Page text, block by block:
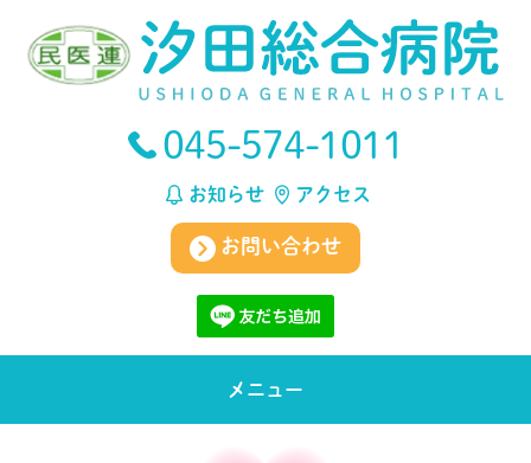
045-574-1011
お知らせ アクセス
お問い合わせ
メニュー